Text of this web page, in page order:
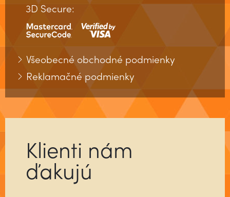
3D Secure:
Všeobecné obchodné podmienky
Reklamačné podmienky
Klienti nám
ďakujú